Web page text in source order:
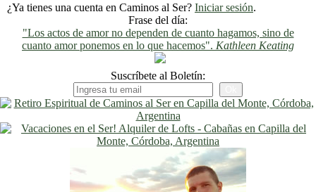
¿Ya tienes una cuenta en Caminos al Ser? Iniciar sesión.
Frase del día:
"Los actos de amor no dependen de cuanto hagamos, sino de
cuanto amor ponemos en lo que hacemos". Kathleen Keating
Suscríbete al Boletín: